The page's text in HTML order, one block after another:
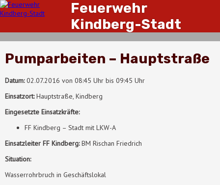
Feuerwehr
Kindberg-Stadt
Pumparbeiten – Hauptstraße
Datum:02.07.2016 von 08:45 Uhr bis 09:45 Uhr
Einsatzort:Hauptstraße, Kindberg
Eingesetzte Einsatzkräfte:
FF Kindberg – Stadt mit LKW-A
Einsatzleiter FF Kindberg:BM Rischan Friedrich
Situation:
Wasserrohrbruch in Geschäftslokal